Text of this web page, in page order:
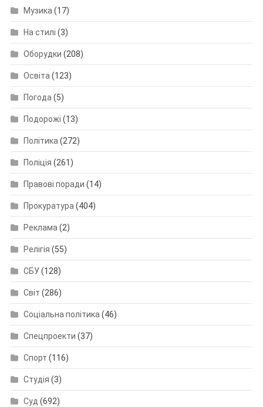
Музика(17)
На стилі (3)
Оборудки (208)
Освіта(123)
Погода(5)
Подорожі (13)
Політика(272)
Поліція (261)
Правові поради (14)
Прокуратура(404)
Реклама(2)
Релігія (55)
СБУ(128)
Світ (286)
Соціальна політика(46)
Спецпроекти (37)
Спорт (116)
Студія (3)
Суд (692)